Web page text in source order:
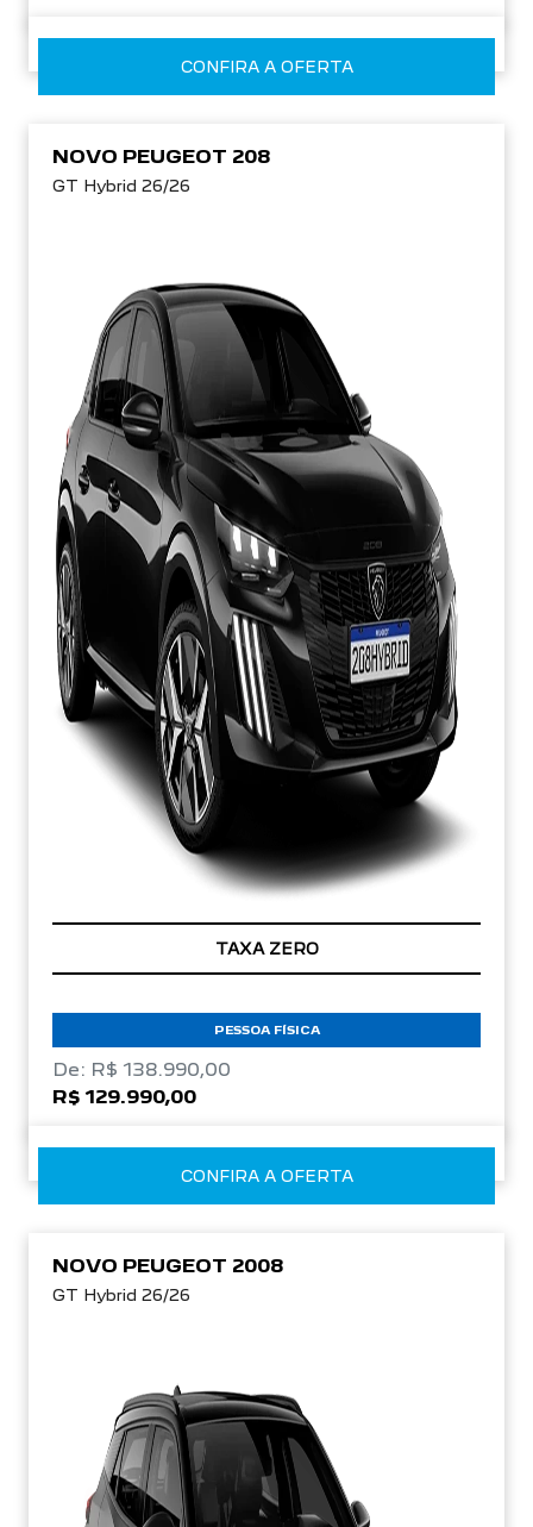
CONFIRA A OFERTA
NOVO PEUGEOT 208
GT Hybrid 26/26
TAXA ZERO
PESSOA FÍSICA
De: R$ 138.990,00
R$ 129.990,00
CONFIRA A OFERTA
NOVO PEUGEOT 2008
GT Hybrid 26/26